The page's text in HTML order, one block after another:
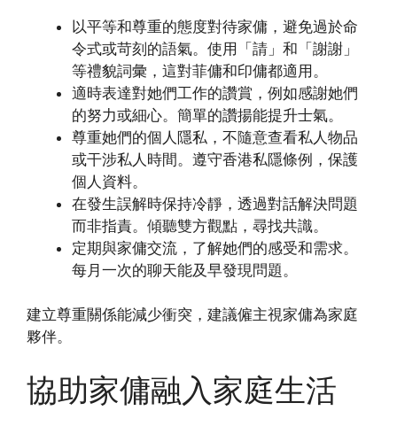
以平等和尊重的態度對待家傭，避免過於命
令式或苛刻的語氣。使用「請」和「謝謝」
等禮貌詞彙，這對菲傭和印傭都適用。
適時表達對她們工作的讚賞，例如感謝她們
的努力或細心。簡單的讚揚能提升士氣。
尊重她們的個人隱私，不隨意查看私人物品
或干涉私人時間。遵守香港私隱條例，保護
個人資料。
在發生誤解時保持冷靜，透過對話解決問題
而非指責。傾聽雙方觀點，尋找共識。
定期與家傭交流，了解她們的感受和需求。
每月一次的聊天能及早發現問題。
建立尊重關係能減少衝突，建議僱主視家傭為家庭
夥伴。
協助家傭融入家庭生活